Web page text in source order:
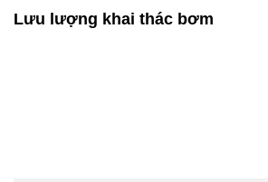
Lưu lượng khai thác bơm